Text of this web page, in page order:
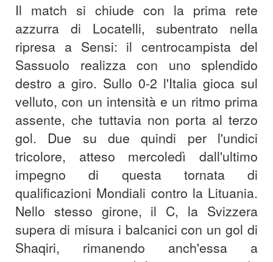
Il match si chiude con la prima rete
azzurra di Locatelli, subentrato nella
ripresa a Sensi: il centrocampista del
Sassuolo realizza con uno splendido
destro a giro. Sullo 0-2 l'Italia gioca sul
velluto, con un intensità e un ritmo prima
assente, che tuttavia non porta al terzo
gol. Due su due quindi per l'undici
tricolore, atteso mercoledì dall'ultimo
impegno di questa tornata di
qualificazioni Mondiali contro la Lituania.
Nello stesso girone, il C, la Svizzera
supera di misura i balcanici con un gol di
Shaqiri, rimanendo anch'essa a